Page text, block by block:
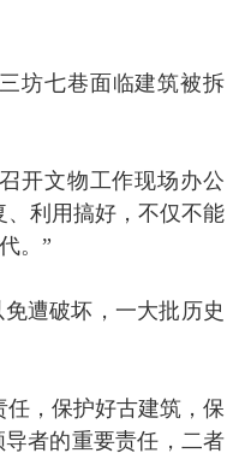
坊七巷面临建筑被拆
开文物工作现场办公
、利用搞好，不仅不能
。”
遭破坏，一大批历史
，保护好古建筑，保
者的重要责任，二者